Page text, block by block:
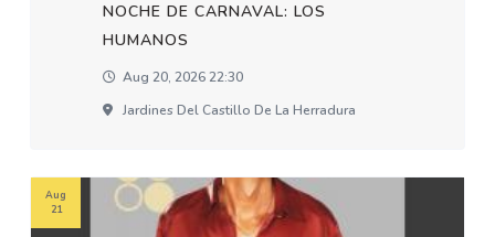
NOCHE DE CARNAVAL: LOS
HUMANOS
Aug 20, 2026 22:30
Jardines Del Castillo De La Herradura
Aug
21